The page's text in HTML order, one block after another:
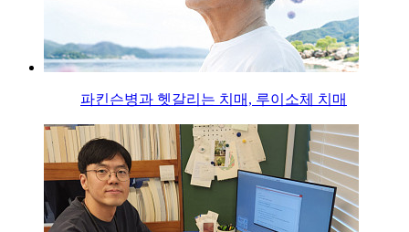
파킨슨병과 헷갈리는 치매, 루이소체 치매